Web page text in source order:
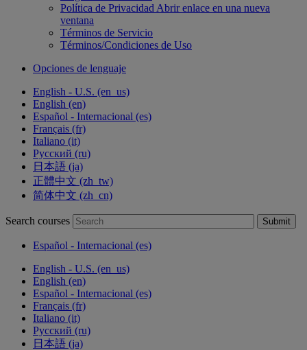
Política de Privacidad Abrir enlace en una nueva
ventana
Términos de Servicio
Términos/Condiciones de Uso
Opciones de lenguaje
English - U.S. ‎(en_us)‎
English ‎(en)‎
Español - Internacional ‎(es)‎
Français ‎(fr)‎
Italiano ‎(it)‎
Русский ‎(ru)‎
日本語 ‎(ja)‎
正體中文 ‎(zh_tw)‎
简体中文 ‎(zh_cn)‎
Search courses Submit
Español - Internacional ‎(es)‎
English - U.S. ‎(en_us)‎
English ‎(en)‎
Español - Internacional ‎(es)‎
Français ‎(fr)‎
Italiano ‎(it)‎
Русский ‎(ru)‎
日本語 ‎(ja)‎